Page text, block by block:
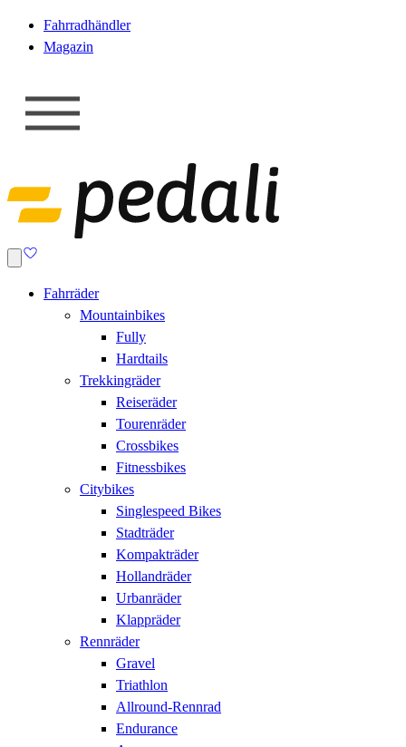
Fahrradhändler
Magazin
Fahrräder
Mountainbikes
Fully
Hardtails
Trekkingräder
Reiseräder
Tourenräder
Crossbikes
Fitnessbikes
Citybikes
Singlespeed Bikes
Stadträder
Kompakträder
Hollandräder
Urbanräder
Klappräder
Rennräder
Gravel
Triathlon
Allround-Rennrad
Endurance